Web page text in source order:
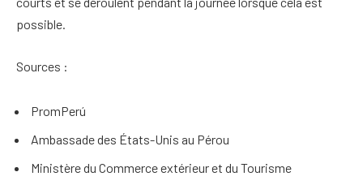
possible.
Sources :
PromPerú
Ambassade des États-Unis au Pérou
Ministère du Commerce extérieur et du Tourisme